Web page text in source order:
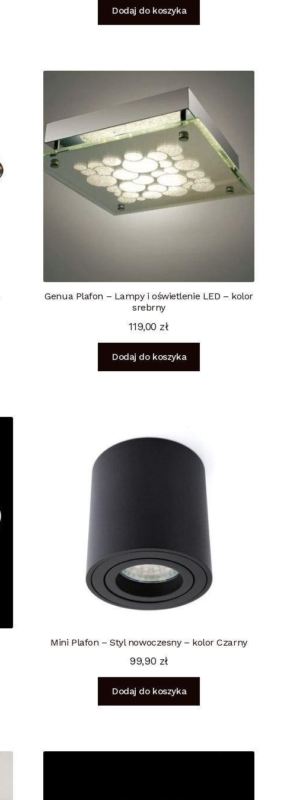
Dodaj do koszyka
Genua Plafon – Lampy i oświetlenie LED – kolor
srebrny
119,00 zł
Dodaj do koszyka
Mini Plafon – Styl nowoczesny – kolor Czarny
99,90 zł
Dodaj do koszyka